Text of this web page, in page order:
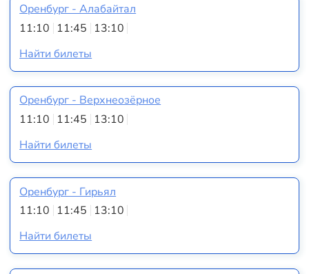
Оренбург - Алабайтал
11:10 11:45 13:10
Найти билеты
Оренбург - Верхнеозёрное
11:10 11:45 13:10
Найти билеты
Оренбург - Гирьял
11:10 11:45 13:10
Найти билеты